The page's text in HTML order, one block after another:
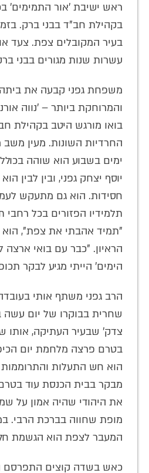
ראש ישיבת 'אור התמימים'
בקהילת חב"ד בבני ברק.
בעיר המקובלים צפת. צעד
עשרות שנות מגורים בבני
משפחת גפני קבעה את ביתה
והמרוחקת ביותר – 'נווה
בואו מורגש היטב בקהילת
החרדיות השונות. מעין משב
ימים בשבוע הוא שוהה
יוסף יצחק גפני, ובין לבין
חסידות. הוא גם מתעקש
תלמידיו הפזורים בכל
"תמיד אהבתי את צפת",
הראיון. "כבר עם בואי
הימים' הייתי מגיע לבקר
הרב גפני משתף אותי
שחרית בבוקרו של יום
צדק' שבעיר העתיקה, אותו
בטרם פרצה מלחמת יום
הוא חש התעלות
מבקר בבית הכנסת עוד בטרם
את היהודי שהיה אמון על
מופת שחווה בברכת הרבי.
המעבר לצפת הוא הגשמת
כאש בשדה קוצים התפרסם